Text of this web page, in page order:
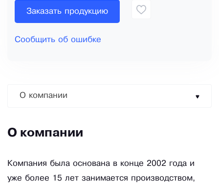
Заказать продукцию
Сообщить об ошибке
О компании
О компании
Компания была основана в конце 2002 года и
уже более 15 лет занимается производством,